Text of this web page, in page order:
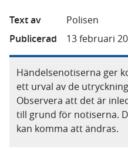
Text av
Polisen
Publicerad
13 februari
Händelsenotiserna ger
ett urval av de
Observera att det är
till grund för notiserna.
kan komma att ändras.